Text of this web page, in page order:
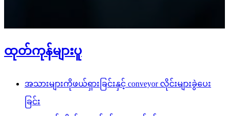
ထုတ်ကုန်များပူ
အသားများကိုဖယ်ရှားခြင်းနှင့် conveyor လိုင်းများခွဲပေး
ခြင်း